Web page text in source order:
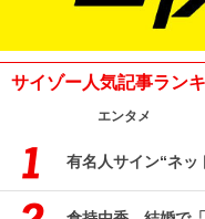
サイゾー人気記事ラン
エンタメ
有名人サイン“ネッ